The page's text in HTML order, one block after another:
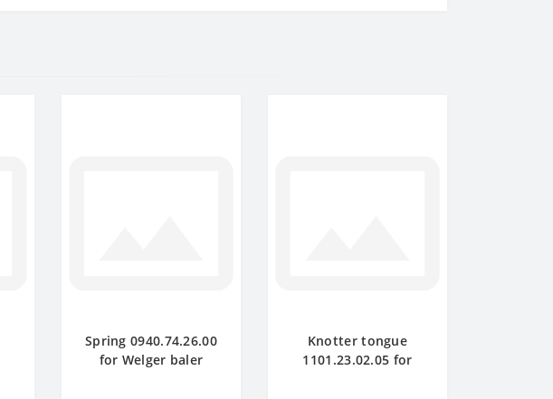
Spring 0940.74.26.00
for Welger baler
Knotter tongue
1101.23.02.05 for